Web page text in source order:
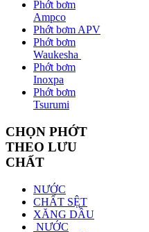
Phớt bơm
Ampco
Phớt bơm APV
Phớt bơm
Waukesha
Phớt bơm
Inoxpa
Phớt bơm
Tsurumi
CHỌN PHỚT
THEO LƯU
CHẤT
NƯỚC
CHẤT SỆT
XĂNG DẦU
NƯỚC